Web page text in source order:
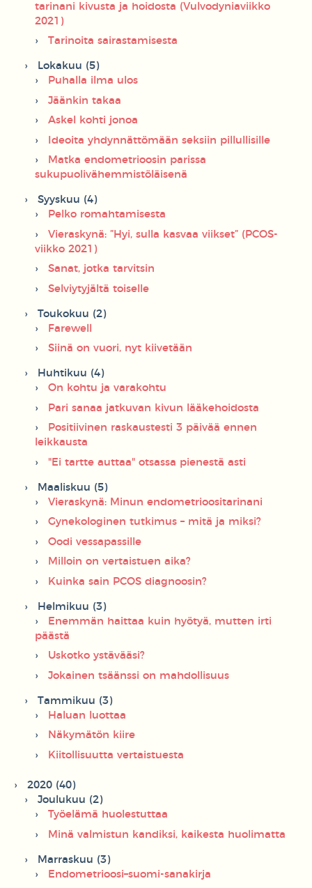
tarinani kivusta ja hoidosta (Vulvodyniaviikko
2021)
Tarinoita sairastamisesta
Lokakuu (5)
Puhalla ilma ulos
Jäänkin takaa
Askel kohti jonoa
Ideoita yhdynnättömään seksiin pillullisille
Matka endometrioosin parissa
sukupuolivähemmistöläisenä
Syyskuu (4)
Pelko romahtamisesta
Vieraskynä: ”Hyi, sulla kasvaa viikset” (PCOS-
viikko 2021)
Sanat, jotka tarvitsin
Selviytyjältä toiselle
Toukokuu (2)
Farewell
Siinä on vuori, nyt kiivetään
Huhtikuu (4)
On kohtu ja varakohtu
Pari sanaa jatkuvan kivun lääkehoidosta
Positiivinen raskaustesti 3 päivää ennen
leikkausta
"Ei tartte auttaa" otsassa pienestä asti
Maaliskuu (5)
Vieraskynä: Minun endometrioositarinani
Gynekologinen tutkimus – mitä ja miksi?
Oodi vessapassille
Milloin on vertaistuen aika?
Kuinka sain PCOS diagnoosin?
Helmikuu (3)
Enemmän haittaa kuin hyötyä, mutten irti
päästä
Uskotko ystävääsi?
Jokainen tsäänssi on mahdollisuus
Tammikuu (3)
Haluan luottaa
Näkymätön kiire
Kiitollisuutta vertaistuesta
2020 (40)
Joulukuu (2)
Työelämä huolestuttaa
Minä valmistun kandiksi, kaikesta huolimatta
Marraskuu (3)
Endometrioosi–suomi-sanakirja